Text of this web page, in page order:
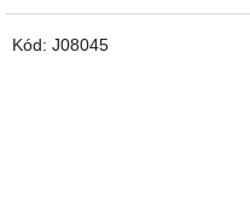
Kód: J08045